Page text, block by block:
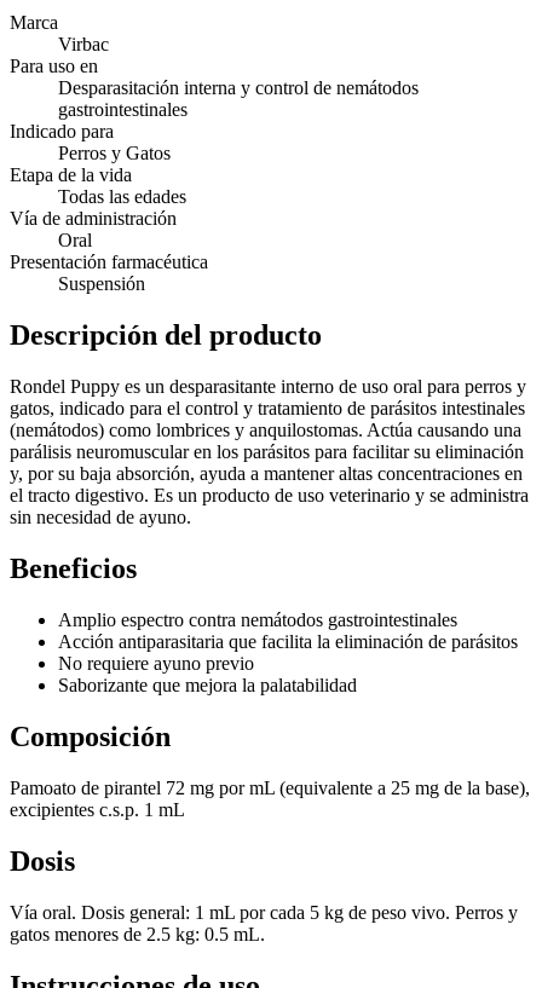
Marca
Virbac
Para uso en
Desparasitación interna y control de nemátodos
gastrointestinales
Indicado para
Perros y Gatos
Etapa de la vida
Todas las edades
Vía de administración
Oral
Presentación farmacéutica
Suspensión
Descripción del producto
Rondel Puppy es un desparasitante interno de uso oral para perros y
gatos, indicado para el control y tratamiento de parásitos intestinales
(nemátodos) como lombrices y anquilostomas. Actúa causando una
parálisis neuromuscular en los parásitos para facilitar su eliminación
y, por su baja absorción, ayuda a mantener altas concentraciones en
el tracto digestivo. Es un producto de uso veterinario y se administra
sin necesidad de ayuno.
Beneficios
Amplio espectro contra nemátodos gastrointestinales
Acción antiparasitaria que facilita la eliminación de parásitos
No requiere ayuno previo
Saborizante que mejora la palatabilidad
Composición
Pamoato de pirantel 72 mg por mL (equivalente a 25 mg de la base),
excipientes c.s.p. 1 mL
Dosis
Vía oral. Dosis general: 1 mL por cada 5 kg de peso vivo. Perros y
gatos menores de 2.5 kg: 0.5 mL.